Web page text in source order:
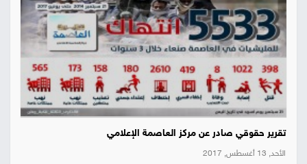
تقرير حقوقي صادر عن مركز العاصمة الإعلامي
الأحد, 13 أغسطس, 2017